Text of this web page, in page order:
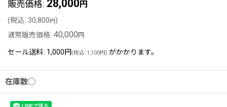
販売価格: 28,000 円
(税込: 30,800 円 )
通常販売価格: 40,000 円
セール送料: 1,000円 (税込 :1,100円) がかかります。
在庫数◯